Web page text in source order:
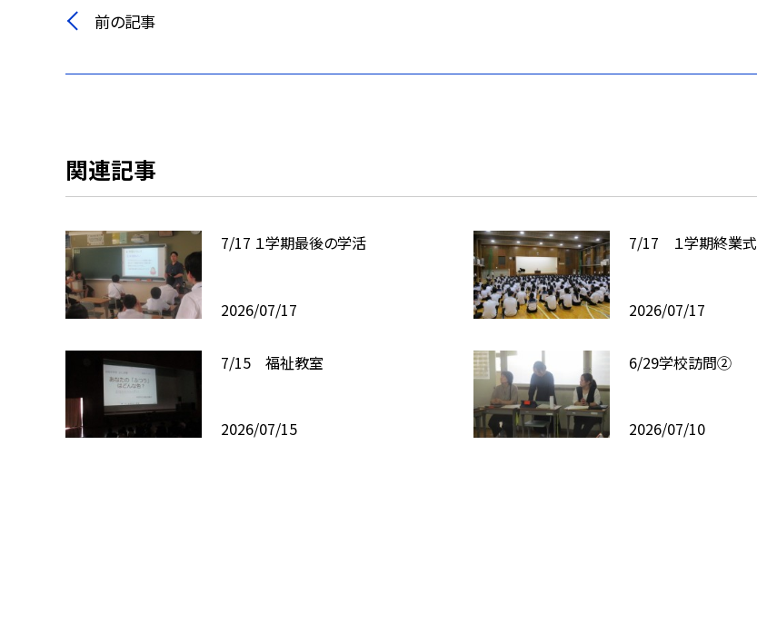
前の記事
関連記事
7/17 １学期最後の学活
2026/07/17
7/17 １学期終業式
2026/07/17
7/15 福祉教室
2026/07/15
6/29学校訪問②
2026/07/10